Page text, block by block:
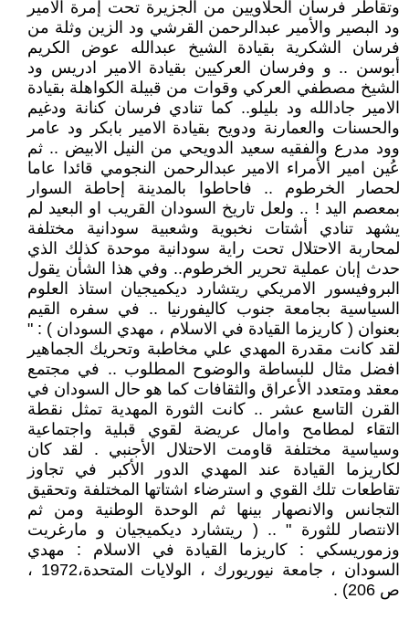
وتقاطر فرسان الحلاويين من الجزيرة تحت إمرة الامير
ود البصير والأمير عبدالرحمن القرشي ود الزين وثلة من
فرسان الشكرية بقيادة الشيخ عبدالله عوض الكريم
أبوسن .. و وفرسان العركيين بقيادة الامير ادريس ود
الشيخ مصطفي العركي وقوات من قبيلة الكواهلة بقيادة
الامير جادالله ود بليلو.. كما تنادي فرسان كنانة ودغيم
والحسنات والعمارنة ودويح بقيادة الامير بابكر ود عامر
وود مدرع والفقيه سعيد الدويحي من النيل الابيض .. ثم
عُين امير الأمراء الامير عبدالرحمن النجومي قائدا عاما
لحصار الخرطوم .. فاحاطوا بالمدينة إحاطة السوار
بمعصم اليد ! .. ولعل تاريخ السودان القريب او البعيد لم
يشهد تنادي أشتات نخبوية وشعبية سودانية مختلفة
لمحاربة الاحتلال تحت راية سودانية موحدة كذلك الذي
حدث إبان عملية تحرير الخرطوم.. وفي هذا الشأن يقول
البروفيسور الامريكي ريتشارد ديكميجيان استاذ العلوم
السياسية بجامعة جنوب كاليفورنيا .. في سفره القيم
بعنوان ( كاريزما القيادة في الاسلام ، مهدي السودان ) : "
لقد كانت مقدرة المهدي علي مخاطبة وتحريك الجماهير
افضل مثال للبساطة والوضوح المطلوب .. في مجتمع
معقد ومتعدد الأعراق والثقافات كما هو حال السودان في
القرن التاسع عشر .. كانت الثورة المهدية تمثل نقطة
التقاء لمطامح وامال عريضة لقوي قبلية واجتماعية
وسياسية مختلفة قاومت الاحتلال الأجنبي . لقد كان
لكاريزما القيادة عند المهدي الدور الأكبر في تجاوز
تقاطعات تلك القوي و استرضاء اشتاتها المختلفة وتحقيق
التجانس والانصهار بينها ثم الوحدة الوطنية ومن ثم
الانتصار للثورة " .. ( ريتشارد ديكميجيان و مارغريت
وزموريسكي : كاريزما القيادة في الاسلام : مهدي
السودان ، جامعة نيوريورك ، الولايات المتحدة،1972 ،
ص 206) .